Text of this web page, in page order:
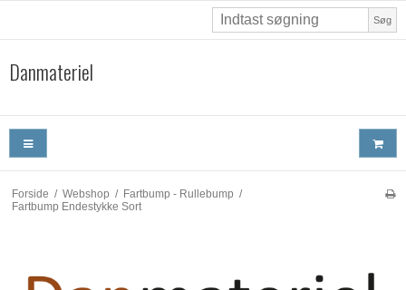
Søg
Danmateriel
Forside / Webshop / Fartbump - Rullebump /
Fartbump Endestykke Sort